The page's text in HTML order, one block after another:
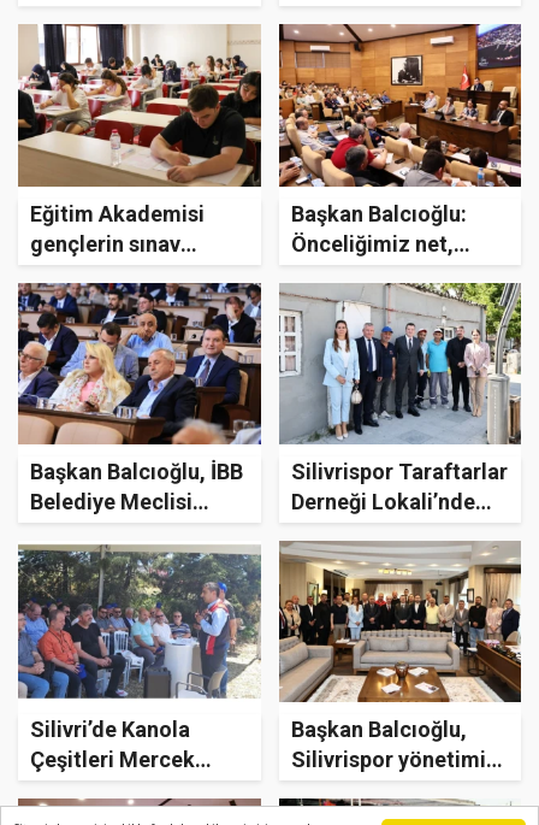
GERÇEKLEŞTİRİLDİ:
ZAFER YALÇIN
YENİDEN GÜVEN
TAZELEDİ
Eğitim Akademisi
gençlerin sınav
yolculuğunda
yanında!
Başkan Balcıoğlu:
Önceliğimiz net,
Silivri’ye hizmet,
hemşehrilerimize
çözüm üretmek
Başkan Balcıoğlu, İBB
Belediye Meclisi
Toplantısına katıldı
Silivrispor Taraftarlar
Derneği Lokali’nde
başladı
Silivri’de Kanola
Çeşitleri Mercek
Başkan Balcıoğlu,
Silivrispor yönetimini